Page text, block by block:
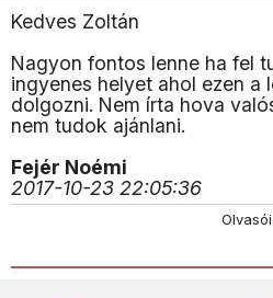
Kedves Zoltán
Nagyon fontos lenne ha fel
ingyenes helyet ahol ezen a
dolgozni. Nem írta hova
nem tudok ajánlani.
Fejér Noémi
2017-10-23 22:05:36